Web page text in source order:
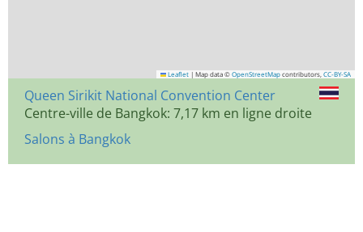
Leaflet | Map data © OpenStreetMap contributors, CC-BY-SA
Queen Sirikit National Convention Center
Centre-ville de Bangkok: 7,17 km en ligne droite
Salons à Bangkok